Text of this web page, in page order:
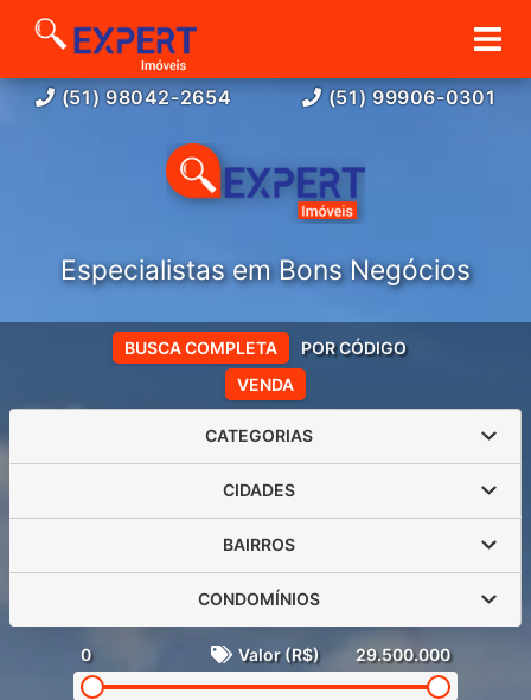
(51) 98042-2654 (51) 99906-0301
Especialistas em Bons Negócios
VENDA
BUSCA COMPLETA POR CÓDIGO
CATEGORIAS
CIDADES
BAIRROS
CONDOMÍNIOS
0 Valor (R$) 29.500.000